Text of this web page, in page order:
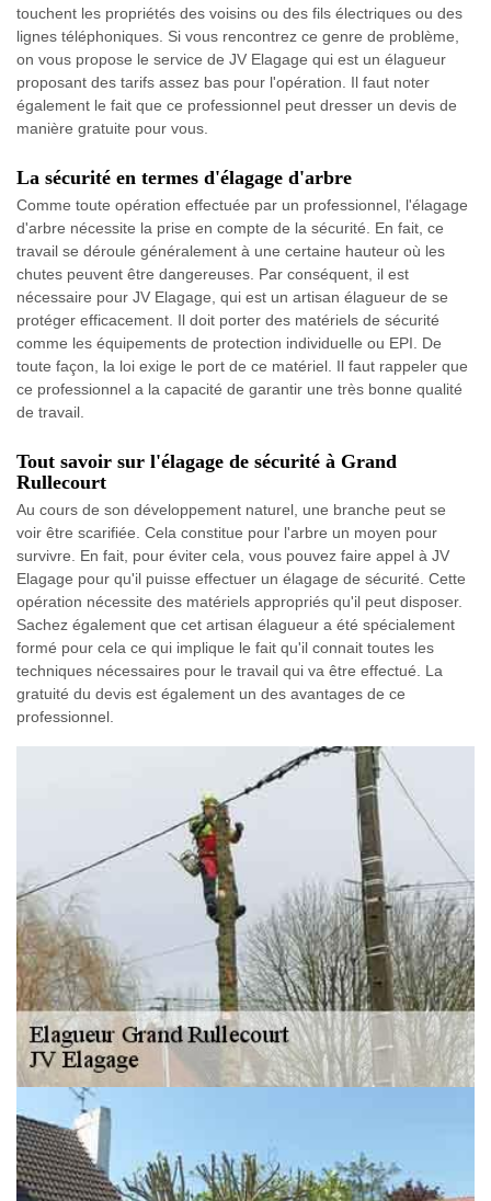
touchent les propriétés des voisins ou des fils électriques ou des
lignes téléphoniques. Si vous rencontrez ce genre de problème,
on vous propose le service de JV Elagage qui est un élagueur
proposant des tarifs assez bas pour l'opération. Il faut noter
également le fait que ce professionnel peut dresser un devis de
manière gratuite pour vous.
La sécurité en termes d'élagage d'arbre
Comme toute opération effectuée par un professionnel, l'élagage
d'arbre nécessite la prise en compte de la sécurité. En fait, ce
travail se déroule généralement à une certaine hauteur où les
chutes peuvent être dangereuses. Par conséquent, il est
nécessaire pour JV Elagage, qui est un artisan élagueur de se
protéger efficacement. Il doit porter des matériels de sécurité
comme les équipements de protection individuelle ou EPI. De
toute façon, la loi exige le port de ce matériel. Il faut rappeler que
ce professionnel a la capacité de garantir une très bonne qualité
de travail.
Tout savoir sur l'élagage de sécurité à Grand
Rullecourt
Au cours de son développement naturel, une branche peut se
voir être scarifiée. Cela constitue pour l'arbre un moyen pour
survivre. En fait, pour éviter cela, vous pouvez faire appel à JV
Elagage pour qu'il puisse effectuer un élagage de sécurité. Cette
opération nécessite des matériels appropriés qu'il peut disposer.
Sachez également que cet artisan élagueur a été spécialement
formé pour cela ce qui implique le fait qu'il connait toutes les
techniques nécessaires pour le travail qui va être effectué. La
gratuité du devis est également un des avantages de ce
professionnel.